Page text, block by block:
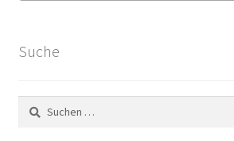
Suche
Suchen
nach: